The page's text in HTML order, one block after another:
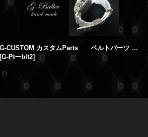
G-CUSTOM カスタムParts ベルトパーツ バージョンW ベルトループ 遊環 最高級品
[G-Ptーblt2]